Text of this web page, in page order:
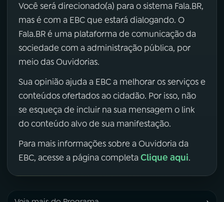
Você será direcionado(a) para o sistema Fala.BR,
mas é com a EBC que estará dialogando. O
Fala.BR é uma plataforma de comunicação da
sociedade com a administração pública, por
meio das Ouvidorias.
Sua opinião ajuda a EBC a melhorar os serviços e
conteúdos ofertados ao cidadão. Por isso, não
se esqueça de incluir na sua mensagem o link
do conteúdo alvo de sua manifestação.
Para mais informações sobre a Ouvidoria da
EBC, acesse a página completa Clique aqui.